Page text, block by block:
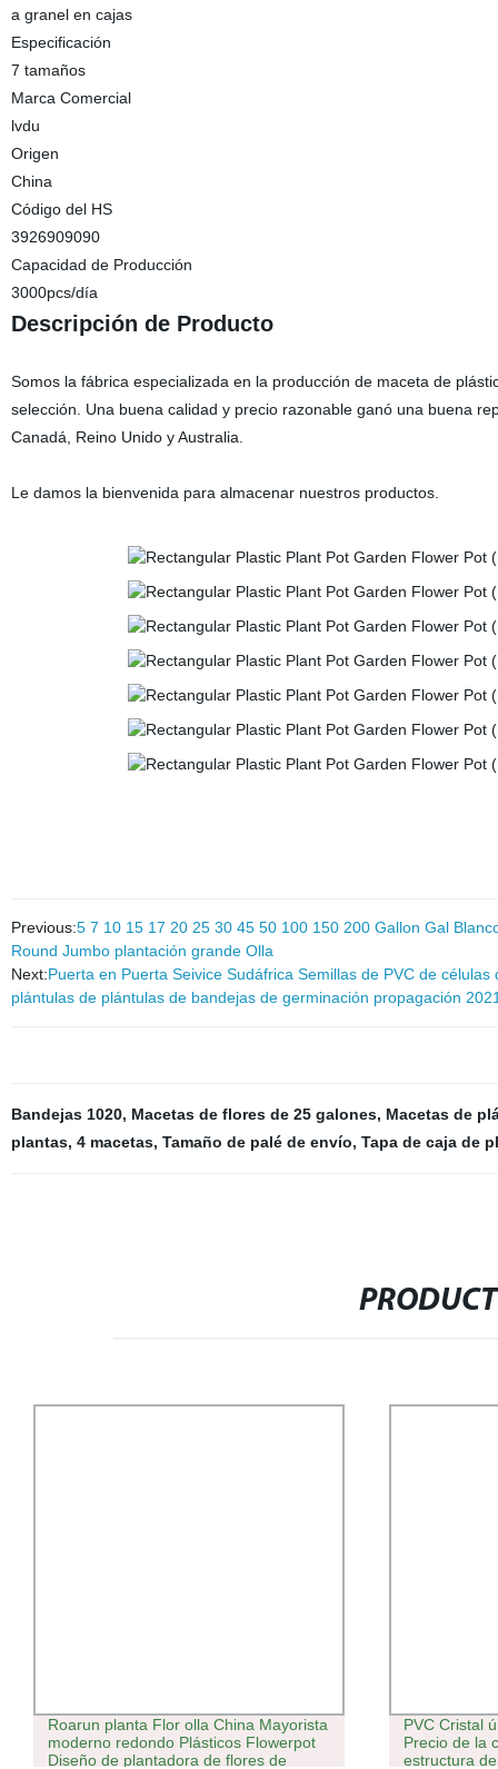
a granel en cajas
Especificación
7 tamaños
Marca Comercial
lvdu
Origen
China
Código del HS
3926909090
Capacidad de Producción
3000pcs/día
Descripción de Producto
Somos la fábrica especializada en la producción de maceta de
selección. Una buena calidad y precio razonable ganó una buena
Canadá, Reino Unido y Australia.
Le damos la bienvenida para almacenar nuestros productos.
Previous:5 7 10 15 17 20 25 30 45 50 100 150 200 Gallon Gal
Round Jumbo plantación grande Olla
Next:Puerta en Puerta Seivice Sudáfrica Semillas de PVC de
plántulas de plántulas de bandejas de germinación propagación
Bandejas 1020, Macetas de flores de 25 galones, Macetas de
plantas, 4 macetas, Tamaño de palé de envío, Tapa de caja de
Roarun planta Flor olla China Mayorista
moderno redondo Plásticos Flowerpot
Diseño de plantadora de flores de
PVC Cristal
Precio de la
estructura